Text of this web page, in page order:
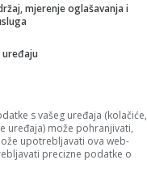
nesporazuma i
da započnu zanimljivo
situacija može
– iskrenost će
mjerenje oglašavanja i
s vašeg uređaja (kolačiće,
uređaja) može pohranjivati,
upotrebljavati ova web-
precizne podatke o